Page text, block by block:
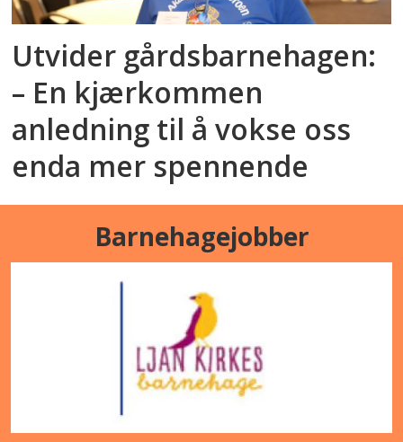
Utvider gårdsbarnehagen:
– En kjærkommen
anledning til å vokse oss
enda mer spennende
Barnehagejobber